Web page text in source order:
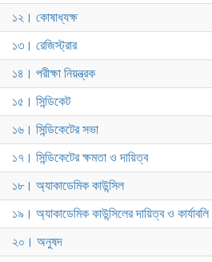
১২। কোষাধ্যক্ষ
১৩। রেজিস্ট্রার
১৪। পরীক্ষা নিয়ন্ত্রক
১৫। সিন্ডিকেট
১৬। সিন্ডিকেটের সভা
১৭। সিন্ডিকেটের ক্ষমতা ও দায়িত্ব
১৮। অ্যাকাডেমিক কাউন্সিল
১৯। অ্যাকাডেমিক কাউন্সিলের দায়িত্ব ও কার্যাবলি
২০। অনুষদ